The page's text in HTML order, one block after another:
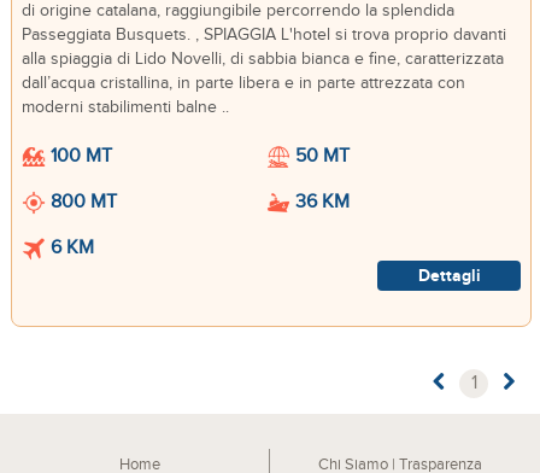
di origine catalana, raggiungibile percorrendo la splendida
Passeggiata Busquets. , SPIAGGIA L'hotel si trova proprio davanti
alla spiaggia di Lido Novelli, di sabbia bianca e fine, caratterizzata
dall’acqua cristallina, in parte libera e in parte attrezzata con
moderni stabilimenti balne ..
100 MT
50 MT
800 MT
36 KM
6 KM
Dettagli
1
Home Chi Siamo | Trasparenza